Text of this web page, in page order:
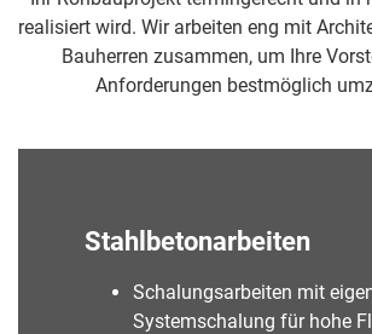
realisiert wird. Wir arbeiten eng mit
Bauherren zusammen, um Ihre
Anforderungen bestmöglich
Stahlbetonarbeiten
Schalungsarbeiten mit
Systemschalung für hohe